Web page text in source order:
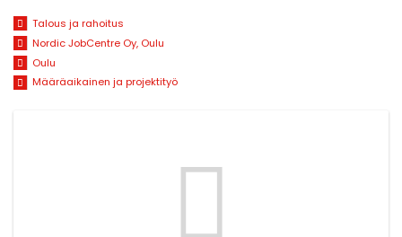
Talous ja rahoitus
Nordic JobCentre Oy, Oulu
Oulu
Määräaikainen ja projektityö